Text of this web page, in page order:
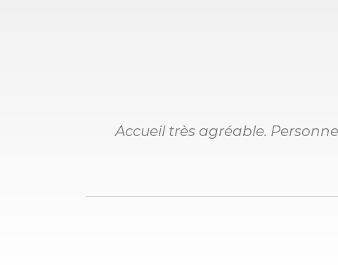
Accueil très agréable.